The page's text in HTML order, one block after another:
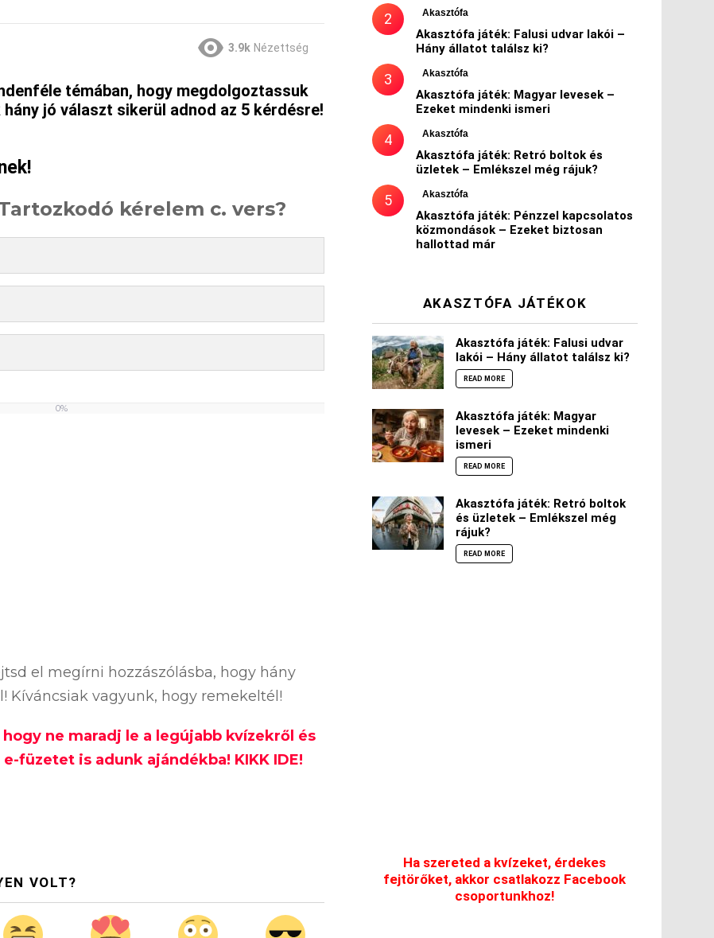
3.9k Nézettség
témában, hogy megdolgoztassuk
jó választ sikerül adnod az 5 kérdésre!
kérelem c. vers?
0%
el megírni hozzászólásba, hogy hány
Kíváncsiak vagyunk, hogy remekeltél!
ne maradj le a legújabb kvízekről és
füzetet is adunk ajándékba! KIKK IDE!
VOLT?
Akasztófa
Akasztófa játék: Falusi udvar lakói –
Hány állatot találsz ki?
Akasztófa
Akasztófa játék: Magyar levesek –
Ezeket mindenki ismeri
Akasztófa
Akasztófa játék: Retró boltok és
üzletek – Emlékszel még rájuk?
Akasztófa
Akasztófa játék: Pénzzel kapcsolatos
közmondások – Ezeket biztosan
hallottad már
AKASZTÓFA JÁTÉKOK
Akasztófa játék: Falusi udvar
lakói – Hány állatot találsz ki?
READ MORE
Akasztófa játék: Magyar
levesek – Ezeket mindenki
ismeri
READ MORE
Akasztófa játék: Retró boltok
és üzletek – Emlékszel még
rájuk?
READ MORE
Ha szereted a kvízeket, érdekes
fejtörőket, akkor csatlakozz Facebook
csoportunkhoz!